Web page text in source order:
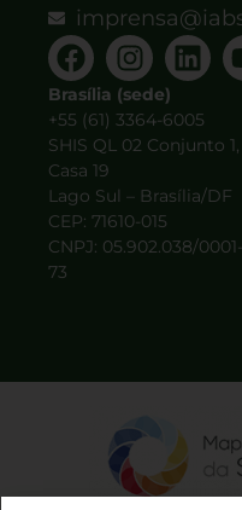
Brasília (sede)
+55 (61) 3364-6005
SHIS QL 02 Conjunto 1,
Casa 19
Lago Sul – Brasília/DF
CEP: 71610-015
CNPJ: 05.902.038/0001-
73